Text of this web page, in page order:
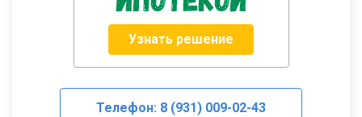
Узнать решение
Телефон: 8 (931) 009-02-43